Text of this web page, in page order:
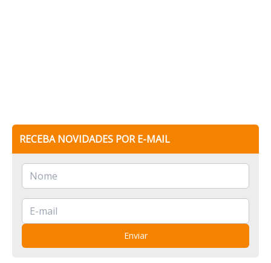
RECEBA NOVIDADES POR E-MAIL
Enviar